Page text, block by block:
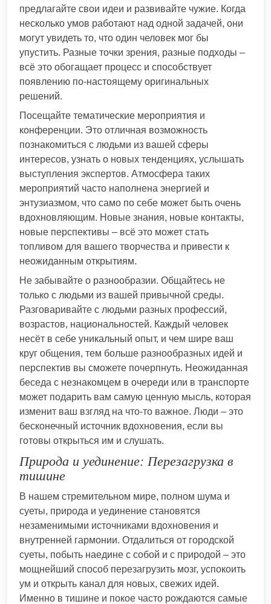
предлагайте свои идеи и развивайте чужие. Когда
несколько умов работают над одной задачей, они
могут увидеть то, что один человек мог бы
упустить. Разные точки зрения, разные подходы –
всё это обогащает процесс и способствует
появлению по-настоящему оригинальных
решений.
Посещайте тематические мероприятия и
конференции. Это отличная возможность
познакомиться с людьми из вашей сферы
интересов, узнать о новых тенденциях, услышать
выступления экспертов. Атмосфера таких
мероприятий часто наполнена энергией и
энтузиазмом, что само по себе может быть очень
вдохновляющим. Новые знания, новые контакты,
новые перспективы – всё это может стать
топливом для вашего творчества и привести к
неожиданным открытиям.
Не забывайте о разнообразии. Общайтесь не
только с людьми из вашей привычной среды.
Разговаривайте с людьми разных профессий,
возрастов, национальностей. Каждый человек
несёт в себе уникальный опыт, и чем шире ваш
круг общения, тем больше разнообразных идей и
перспектив вы сможете почерпнуть. Неожиданная
беседа с незнакомцем в очереди или в транспорте
может подарить вам самую ценную мысль, которая
изменит ваш взгляд на что-то важное. Люди – это
бесконечный источник вдохновения, если вы
готовы открыться им и слушать.
Природа и уединение: Перезагрузка в
тишине
В нашем стремительном мире, полном шума и
суеты, природа и уединение становятся
незаменимыми источниками вдохновения и
внутренней гармонии. Отдалиться от городской
суеты, побыть наедине с собой и с природой – это
мощнейший способ перезагрузить мозг, успокоить
ум и открыть канал для новых, свежих идей.
Именно в тишине и покое часто рождаются самые